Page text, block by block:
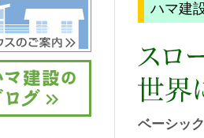
ハマ建
ベーシッ